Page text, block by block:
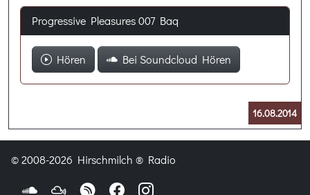
Progressive Pleasures 007 Baq
Hören Bei Soundcloud Hören
16.08.2014
© 2008-2026 Hirschmilch ® Radio